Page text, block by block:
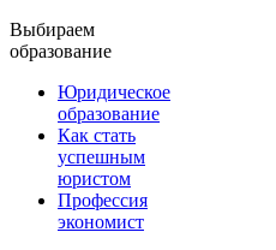
Выбираем
образование
Юридическое
образование
Как стать
успешным
юристом
Профессия
экономист